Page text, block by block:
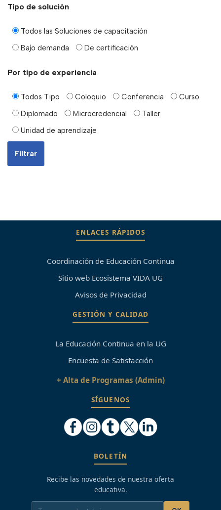
Tipo de solución
Todos las Soluciones de capacitación
Bajo demanda
De certificación
Por tipo de experiencia
Todos Tipo Coloquio Conferencia
Curso
Diplomado
Microcredencial
Taller
Unidad de aprendizaje
ENLACES RÁPIDOS
Coordinación de Educación Continua
Sitio web Ecosistema VIDA UG
Avisos de Privacidad
GESTIÓN Y CALIDAD
La Educación Continua en la UG
Encuesta de Satisfacción
+ Alta de Programas (Admin)
SÍGUENOS
BOLETÍN
Recibe las novedades de nuestra oferta
educativa.